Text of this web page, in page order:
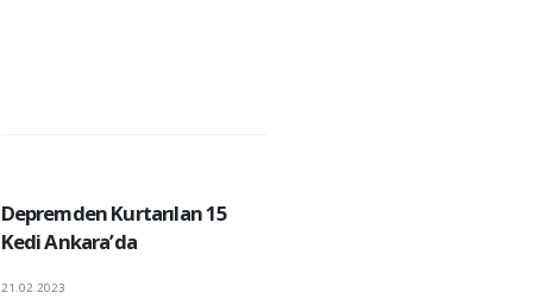
Depremden Kurtarılan 15
Kedi Ankara’da
21.02.2023